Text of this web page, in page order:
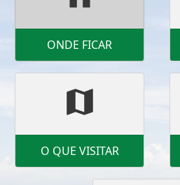
ONDE FICAR
map
O QUE VISITAR